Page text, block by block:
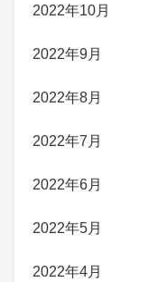
2022年10月
2022年9月
2022年8月
2022年7月
2022年6月
2022年5月
2022年4月